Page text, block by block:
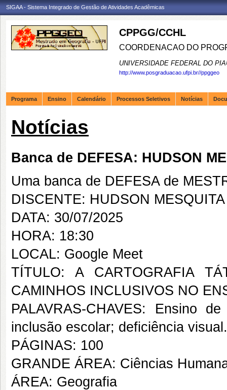
SIGAA - Sistema Integrado de Gestão de Atividades Acadêmicas
CPPGG/CCHL
COORDENACAO DO
UNIVERSIDADE FEDERAL DO
http://www.posgraduacao.ufpi.br//ppggeo
Programa Ensino Calendário Processos Seletivos Notícias
Notícias
Banca de DEFESA: HUDSON
Uma banca de DEFESA de
DISCENTE: HUDSON
DATA: 30/07/2025
HORA: 18:30
LOCAL: Google Meet
TÍTULO: A CARTOGRAFIA
CAMINHOS INCLUSIVOS NO
PALAVRAS-CHAVES: Ensino
inclusão escolar; deficiência visual.
PÁGINAS: 100
GRANDE ÁREA: Ciências
ÁREA: Geografia